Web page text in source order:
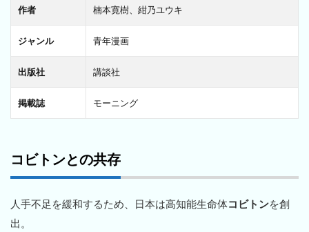
作者 楠本寛樹、紺乃ユウキ
ジャンル 青年漫画
出版社 講談社
掲載誌 モーニング
コビトンとの共存
人手不足を緩和するため、日本は高知能生命体コビトンを創
出。